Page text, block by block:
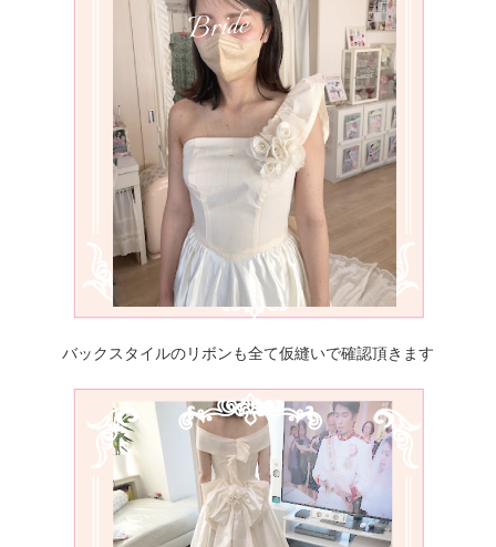
バックスタイルのリボンも全て仮縫いで確認頂きます